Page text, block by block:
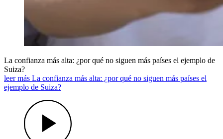
La confianza más alta: ¿por qué no siguen más países el ejemplo de
Suiza?
leer más La confianza más alta: ¿por qué no siguen más países el
ejemplo de Suiza?